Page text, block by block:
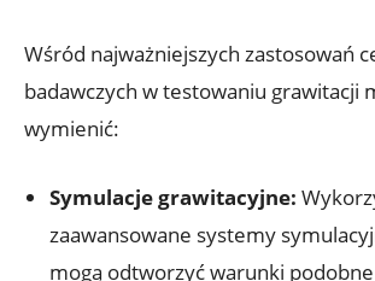
Wśród najważniejszych zastosowań
badawczych w testowaniu​ grawitacji⁣
wymienić:
Symulacje grawitacyjne:
zaawansowane systemy
mogą odtworzyć warunki